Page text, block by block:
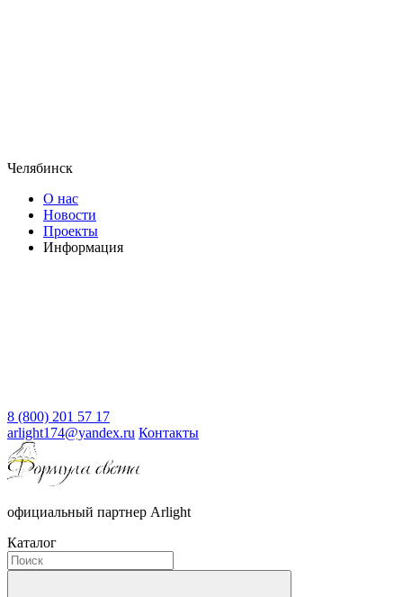
Челябинск
О нас
Новости
Проекты
Информация
8 (800) 201 57 17
arlight174@yandex.ru Контакты
официальный партнер Arlight
Каталог